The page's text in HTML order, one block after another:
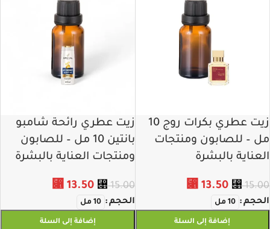
زيت عطري بكرات روج 10
مل – للصابون ومنتجات
العناية بالبشرة
⃁15.00
⃁ 13.50
الحجم 10 مل
إضافة إلى السلة
زيت عطري رائحة شامبو
بانتين 10 مل – للصابون
ومنتجات العناية بالبشرة
⃁15.00
⃁13.50
الحجم 10 مل
إضافة إلى السلة